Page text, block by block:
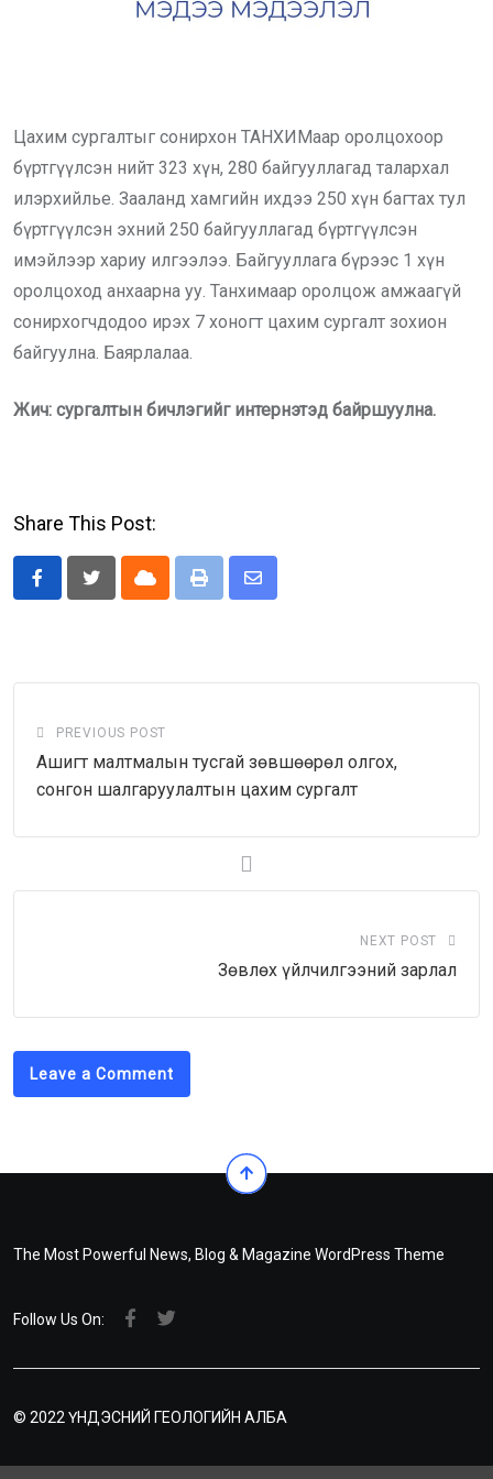
Цахим сургалтыг сонирхон ТАНХИМаар оролцохоор
бүртгүүлсэн нийт 323 хүн, 280 байгууллагад талархал
илэрхийлье. Зааланд хамгийн ихдээ 250 хүн багтах тул
бүртгүүлсэн эхний 250 байгууллагад бүртгүүлсэн
имэйлээр хариу илгээлээ. Байгууллага бүрээс 1 хүн
оролцоход анхаарна уу. Танхимаар оролцож амжаагүй
сонирхогчдодоо ирэх 7 хоногт цахим сургалт зохион
байгуулна. Баярлалаа.
Жич: сургалтын бичлэгийг интернэтэд байршуулна.
Share This Post:
Cloud Print
Share
PREVIOUS POST
Ашигт малтмалын тусгай зөвшөөрөл олгох,
сонгон шалгаруулалтын цахим сургалт
NEXT POST
Зөвлөх үйлчилгээний зарлал
Leave a Comment
The Most Powerful News, Blog & Magazine WordPress Theme
Follow Us On:
© 2022 ҮНДЭСНИЙ ГЕОЛОГИЙН АЛБА